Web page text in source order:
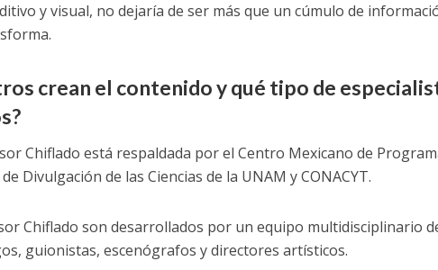
y visual, no dejaría de ser más que un cúmulo de
crean el contenido y qué tipo de
Chiflado está respaldada por el Centro Mexicano de
Divulgación de las Ciencias de la UNAM y CONACYT.
Chiflado son desarrollados por un equipo multidisciplinario
guionistas, escenógrafos y directores artísticos.